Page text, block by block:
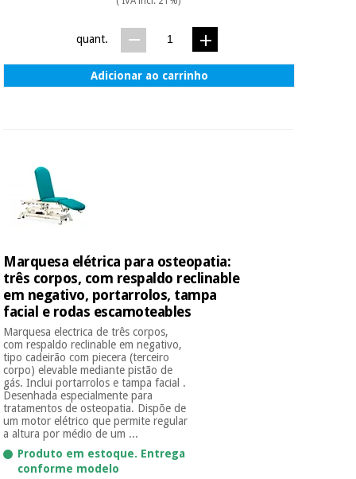
quant.
Adicionar ao carrinho
Marquesa elétrica para osteopatia:
três corpos, com respaldo reclinable
em negativo, portarrolos, tampa
facial e rodas escamoteables
Marquesa electrica de três corpos,
com respaldo reclinable em negativo,
tipo cadeirão com piecera (terceiro
corpo) elevable mediante pistão de
gás. Inclui portarrolos e tampa facial .
Desenhada especialmente para
tratamentos de osteopatia. Dispõe de
um motor elétrico que permite regular
a altura por médio de um ...
Produto em estoque. Entrega
conforme modelo